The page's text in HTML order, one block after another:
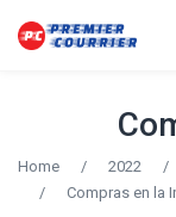
Home / 2022 /
/
Compras en la